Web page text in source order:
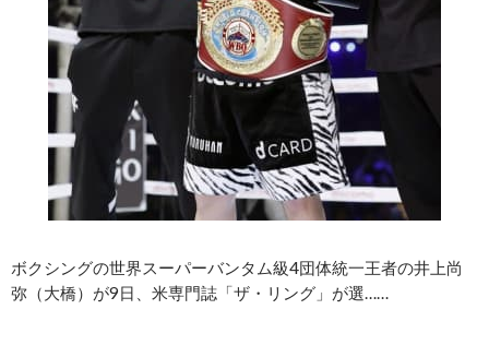
ボクシングの世界スーパーバンタム級4団体統一王者の井上尚
弥（大橋）が9日、米専門誌「ザ・リング」が選……